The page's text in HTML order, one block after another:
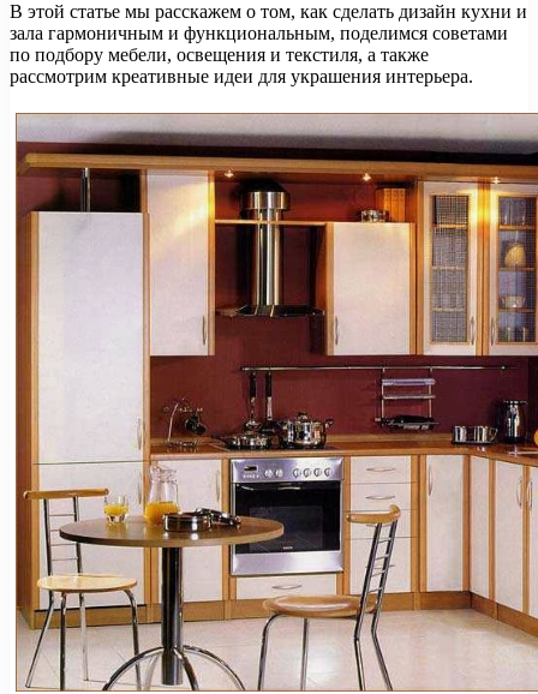
В этой статье мы расскажем о том, как сделать дизайн кухни и
зала гармоничным и функциональным, поделимся советами
по подбору мебели, освещения и текстиля, а также
рассмотрим креативные идеи для украшения интерьера.